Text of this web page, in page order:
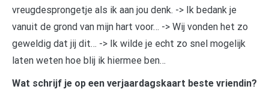
vreugdesprongetje als ik aan jou denk. -> Ik bedank je
vanuit de grond van mijn hart voor… -> Wij vonden het zo
geweldig dat jij dit… -> Ik wilde je echt zo snel mogelijk
laten weten hoe blij ik hiermee ben…
Wat schrijf je op een verjaardagskaart beste vriendin?